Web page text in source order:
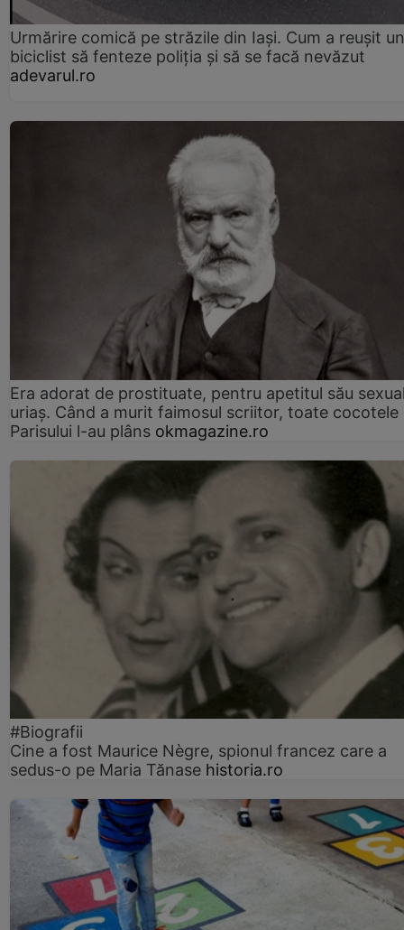
Urmărire comică pe străzile din Iași. Cum a reușit un
biciclist să fenteze poliția și să se facă nevăzut
adevarul.ro
Era adorat de prostituate, pentru apetitul său
uriaș. Când a murit faimosul scriitor, toate cocotele
Parisului l-au plâns okmagazine.ro
#Biografii
Cine a fost Maurice Nègre, spionul francez care a
sedus-o pe Maria Tănase historia.ro